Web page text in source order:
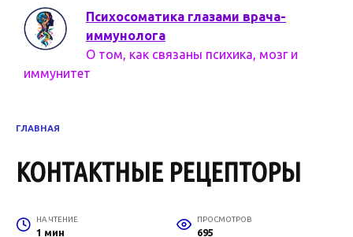
Психосоматика глазами врача-
иммунолога
О том, как связаны психика, мозг и
иммунитет
ГЛАВНАЯ
КОНТАКТНЫЕ РЕЦЕПТОРЫ
НА ЧТЕНИЕ
1 мин
ПРОСМОТРОВ
695